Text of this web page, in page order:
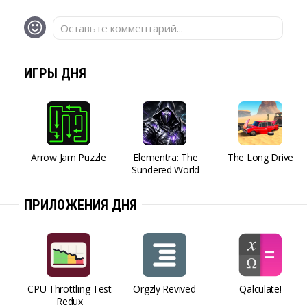
Оставьте комментарий...
ИГРЫ ДНЯ
Arrow Jam Puzzle
Elementra: The
Sundered World
The Long Drive
ПРИЛОЖЕНИЯ ДНЯ
CPU Throttling Test
Redux
Orgzly Revived Qalculate!